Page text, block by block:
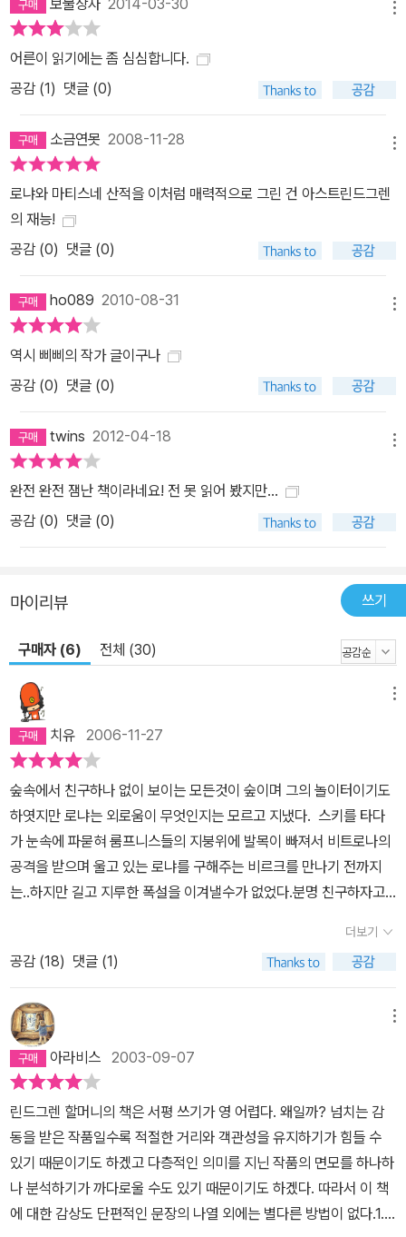
게 요새 위를 날아다니는 사람의 얼굴을 가진 새 등 숲속은 무섭기도
하지만 화려하고 웅장한 매력을 지니고 있어, 경쟁 사회에 놓인 우리
의 모습을 세밀하게 표현해 압도되는 듯한 느낌을 주는데, 로냐가 사
뭇잎의 결, 바람에 흩날리는 로냐의 머리카락, 산적들의 움직이는 손
끝과 발끝 하나하나 특징을 세밀하게 보여 주기 때문이다. 소녀 로냐
와 소년 비르크와 함께 숲 구석구석을 누비며 숲속의 아름다움을 맘
껏 느낄 수 있는 작품이다. 비르크와 로냐는 가만히 서서 숲에서 들려
오는 새들의 지저귐과 물 소리, 윙윙거리는 소리, 벌레 우는 소리, 나
뭇잎이 살랑거리는 소리에 귀를 기울였다. 모든 수풀과 물줄기, 그리
고 모든 덤불에 생명이 돌았고, 밝고 거친 봄의 노래가 사방에서 들려
왔다. “여기에 서 있으니까 나한테서 겨울이 빠져 나가는 듯한 기분이
들어. 몸이 가벼워져서 날 수 있을 것만 같아.” (본문 중에서)
어른이 읽기에는 좀 심심합니다.
공감 (1) 댓글 (0)
소금연못 2008-11-28
로냐와 마티스네 산적을 이처럼 매력적으로 그린 건 아스트린드그렌
의 재능!
공감 (0) 댓글 (0)
ho089 2010-08-31
역시 삐삐의 작가 글이구나
공감 (0) 댓글 (0)
twins 2012-04-18
완전 완전 잼난 책이라네요! 전 못 읽어 봤지만...
공감 (0) 댓글 (0)
마이리뷰 쓰기
구매자 (6) 전체 (30)
치유 2006-11-27
숲속에서 친구하나 없이 보이는 모든것이 숲이며 그의 놀이터이기도
하엿지만 로냐는 외로움이 무엇인지는 모르고 지냈다. 스키를 타다
가 눈속에 파묻혀 룸프니스들의 지붕위에 발목이 빠져서 비트로나의
공격을 받으며 울고 있는 로냐를 구해주는 비르크를 만나기 전까지
는..하지만 길고 지루한 폭설을 이겨낼수가 없었다.분명 친구하자고
다릴수가 없는 로냐..석조 홀에서는 여전히 산적들과 재미나게 시간
을 보낼수 있었지만 예전처럼 재미난 것은 아니였다.비르크를 만나
친구가 확실한지도 궁금하고...그렇다.아이들은 한곳에 오래 머물러
있는 것도 지루해 하지만 긴 겨울동안 집안에 있는 것도 지겨워 한다,
로냐처럼..비록 적의 아들이긴 하여도 친구라도 되어 함께 놀수 있다
면 좋을텐데..두근거리는 것은 나도 마찬가지였다.아이들은 쉽게 친
구가 되고 쉽게 마음도 열지만 왜 어른들은 그렇게 이리 저리 재고 또
재며 맘을 터 놓지 못하고 끙끙거리는지..서로가 적이라며 으르렁 거
리지만 결국에는 서로 한 가족이 되어 지내게 될 것을..봄이 되고 로냐
와 비르크가 곰굴 속에서 살게 되었을 때는 정말 아슬 아슬 불안하였
다..공격자들을 피해 물속에서 나뭇잎 속에 숨어 폭포가까이 까지 휩
쓸려 내려갔을때의 그 아슬아슬함..그리고 새끼 야생마의 곰 습격과
더보기
공감 (18) 댓글 (1)
아라비스 2003-09-07
린드그렌 할머니의 책은 서평 쓰기가 영 어렵다. 왜일까? 넘치는 감
동을 받은 작품일수록 적절한 거리와 객관성을 유지하기가 힘들 수
있기 때문이기도 하겠고 다층적인 의미를 지닌 작품의 면모를 하나하
나 분석하기가 까다로울 수도 있기 때문이기도 하겠다. 따라서 이 책
에 대한 감상도 단편적인 문장의 나열 외에는 별다른 방법이 없다.1.